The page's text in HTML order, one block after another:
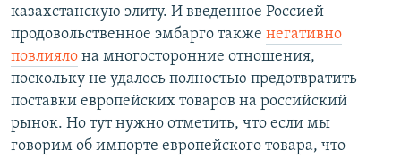
казахстанскую элиту. И введенное Россией
продовольственное эмбарго также негативно
повлияло на многосторонние отношения,
поскольку не удалось полностью предотвратить
поставки европейских товаров на российский
рынок. Но тут нужно отметить, что если мы
говорим об импорте европейского товара, что